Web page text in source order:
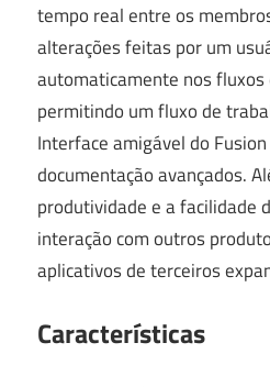
tempo real entre os
alterações feitas por um
automaticamente nos
permitindo um fluxo de
Interface amigável do
documentação avançados.
produtividade e a facilidade
interação com outros
aplicativos de terceiros
Características